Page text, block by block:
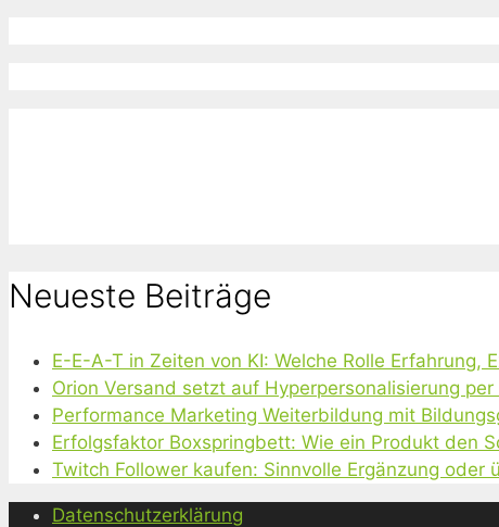
Neueste Beiträge
E-E-A-T in Zeiten von KI: Welche Rolle Erfahrung,
Orion Versand setzt auf Hyperpersonalisierung per
Performance Marketing Weiterbildung mit
Erfolgsfaktor Boxspringbett: Wie ein Produkt den
Twitch Follower kaufen: Sinnvolle Ergänzung oder
Datenschutzerklärung